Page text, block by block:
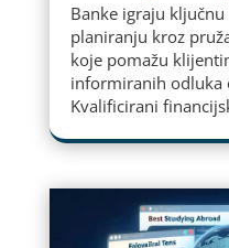
Banke igraju
planiranju kroz
koje pomažu
informiranih odluka
Kvalificirani